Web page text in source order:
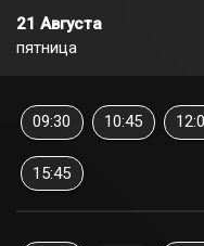
21 Августа
пятница
09:30 10:45
15:45